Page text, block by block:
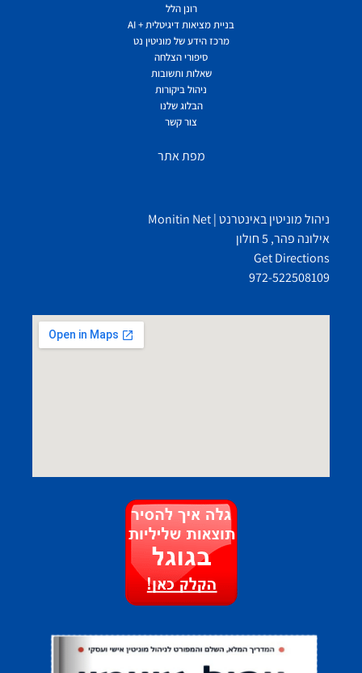
רונן הלל
בניית מציאות דיגיטלית + AI
מרכז הידע של מוניטין נט
סיפורי הצלחה
שאלות ותשובות
ניהול ביקורות
הבלוג שלנו
צור קשר
מפת אתר
ניהול מוניטין באינטרנט | Monitin Net
אילונה פהר, 5 חולון
Get Directions
972-522508109